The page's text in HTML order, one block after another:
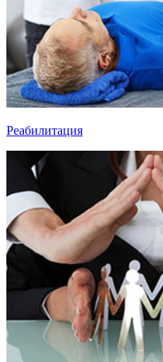
Реабилитация